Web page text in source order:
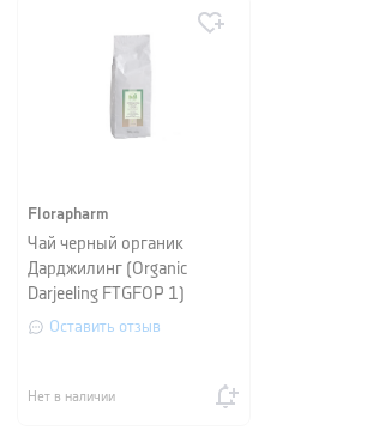
Florapharm
Чай черный органик
Дарджилинг (Organic
Darjeeling FTGFOP 1)
Florapharm, 500 гр
Оставить отзыв
Нет в наличии